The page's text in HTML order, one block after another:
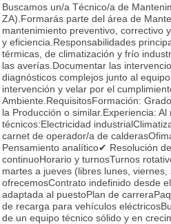
Buscamos un/a Técnico/a de
ZA).Formarás parte del área de
mantenimiento preventivo, correctivo
y eficiencia.Responsabilidades
térmicas, de climatización y frío
las averías.Documentar las
diagnósticos complejos junto al
intervención y velar por el
Ambiente.RequisitosFormación:
la Producción o similar.Experiencia:
técnicos:Electricidad
carnet de operador/a de
Pensamiento analítico✔ Resolución
continuoHorario y turnosTurnos
martes a jueves (libres lunes,
ofrecemosContrato indefinido desde
adaptada al puestoPlan de
de recarga para vehículos
de un equipo técnico sólido y en